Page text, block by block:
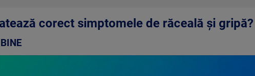
corect simptomele de răceală şi gripă?